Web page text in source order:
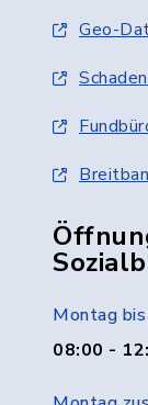
Geo-
Montag
08:00 -